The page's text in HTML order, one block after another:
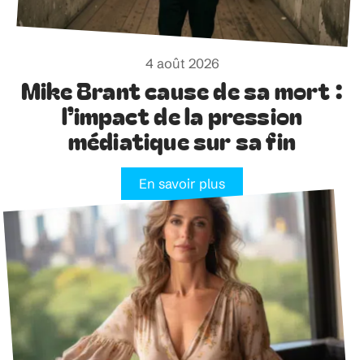
4 août 2026
Mike Brant cause de sa mort :
l’impact de la pression
médiatique sur sa fin
En savoir plus